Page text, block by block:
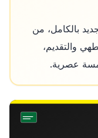
بالكامل، من
والتقديم،
عصرية.